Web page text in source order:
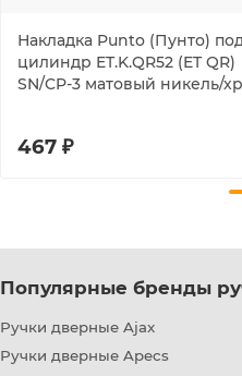
Накладка Punto (Пунто)
цилиндр ET.K.QR52 (ET QR)
SN/CP-3 матовый никель/
467 ₽
Популярные бренды
Ручки дверные Ajax
Ручки дверные Apecs